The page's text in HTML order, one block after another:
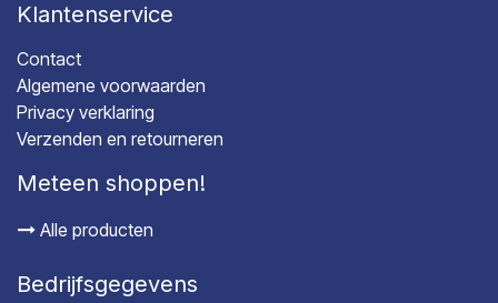
Klantenservice
Contact
Algemene voorwaarden
Privacy verklaring
Verzenden en retourneren
Meteen shoppen!
Alle producten
Bedrijfsgegevens